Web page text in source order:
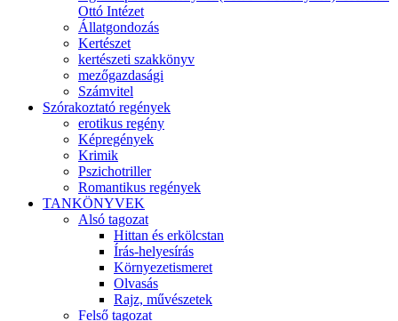
Ottó Intézet
Állatgondozás
Kertészet
kertészeti szakkönyv
mezőgazdasági
Számvitel
Szórakoztató regények
erotikus regény
Képregények
Krimik
Pszichotriller
Romantikus regények
TANKÖNYVEK
Alsó tagozat
Hittan és erkölcstan
Írás-helyesírás
Környezetismeret
Olvasás
Rajz, művészetek
Felső tagozat